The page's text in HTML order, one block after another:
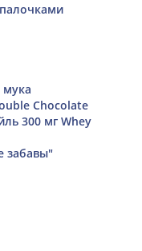
Chocolate
300 мг Whey
забавы"